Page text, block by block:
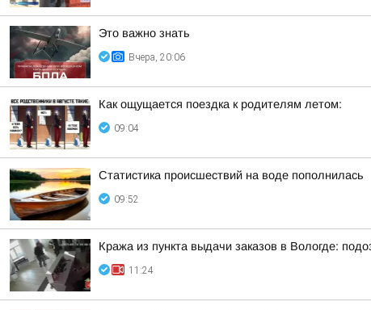
Это важно знать
Вчера, 20:06
Как ощущается поездка к родителям летом:
09:04
Статистика происшествий на воде пополнилась
09:52
Кража из пункта выдачи заказов в Вологде:
11:24